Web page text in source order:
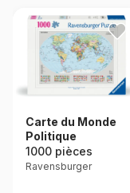
Carte du Monde
Politique
1000 pièces
Ravensburger